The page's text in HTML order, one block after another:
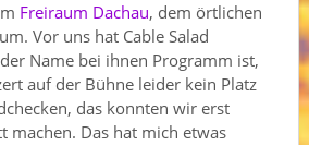
Freiraum Dachau, dem örtlichen
Vor uns hat Cable Salad
Name bei ihnen Programm ist,
auf der Bühne leider kein Platz
das konnten wir erst
machen. Das hat mich etwas